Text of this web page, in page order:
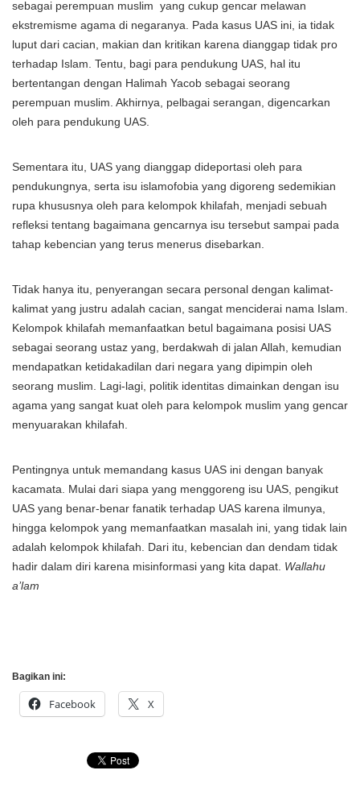
sebagai perempuan muslim yang cukup gencar melawan
ekstremisme agama di negaranya. Pada kasus UAS ini, ia tidak
luput dari cacian, makian dan kritikan karena dianggap tidak pro
terhadap Islam. Tentu, bagi para pendukung UAS, hal itu
bertentangan dengan Halimah Yacob sebagai seorang
perempuan muslim. Akhirnya, pelbagai serangan, digencarkan
oleh para pendukung UAS.
Sementara itu, UAS yang dianggap dideportasi oleh para
pendukungnya, serta isu islamofobia yang digoreng sedemikian
rupa khususnya oleh para kelompok khilafah, menjadi sebuah
refleksi tentang bagaimana gencarnya isu tersebut sampai pada
tahap kebencian yang terus menerus disebarkan.
Tidak hanya itu, penyerangan secara personal dengan kalimat-
kalimat yang justru adalah cacian, sangat menciderai nama Islam.
Kelompok khilafah memanfaatkan betul bagaimana posisi UAS
sebagai seorang ustaz yang, berdakwah di jalan Allah, kemudian
mendapatkan ketidakadilan dari negara yang dipimpin oleh
seorang muslim. Lagi-lagi, politik identitas dimainkan dengan isu
agama yang sangat kuat oleh para kelompok muslim yang gencar
menyuarakan khilafah.
Pentingnya untuk memandang kasus UAS ini dengan banyak
kacamata. Mulai dari siapa yang menggoreng isu UAS, pengikut
UAS yang benar-benar fanatik terhadap UAS karena ilmunya,
hingga kelompok yang memanfaatkan masalah ini, yang tidak lain
adalah kelompok khilafah. Dari itu, kebencian dan dendam tidak
hadir dalam diri karena misinformasi yang kita dapat. Wallahu
a’lam
Bagikan ini:
Facebook X